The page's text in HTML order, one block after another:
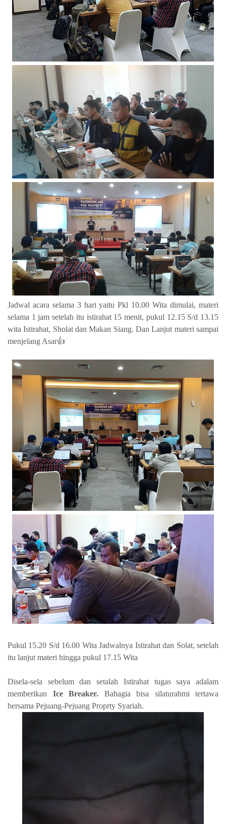
Jadwal acara selama 3 hari yaitu Pkl 10.00 Wita dimulai, materi
selama 1 jam setelah itu istirahat 15 menit, pukul 12.15 S/d 13.15
wita Istirahat, Sholat dan Makan Siang. Dan Lanjut materi sampai
menjelang Asar👍
Pukul 15.20 S/d 16.00 Wita Jadwalnya Istirahat dan Solat, setelah
itu lanjut materi hingga pukul 17.15 Wita
Disela-sela sebelum dan setalah Istirahat tugas saya adalam
memberikan Ice Breaker. Bahagia bisa silaturahmi tertawa
bersama Pejuang-Pejuang Proprty Syariah.